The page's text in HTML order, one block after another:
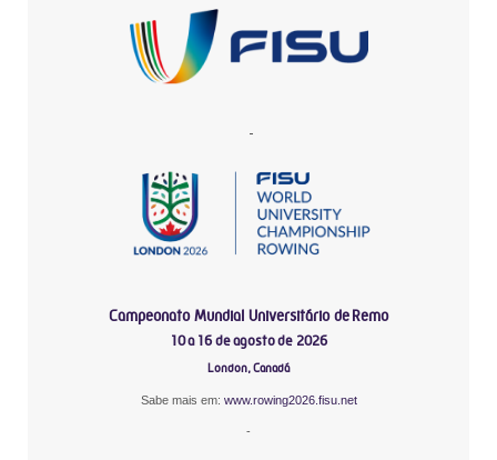
-
Campeonato Mundial Universitário de Remo
10 a 16 de agosto de 2026
London, Canadá
Sabe mais em: www.rowing2026.fisu.net
-